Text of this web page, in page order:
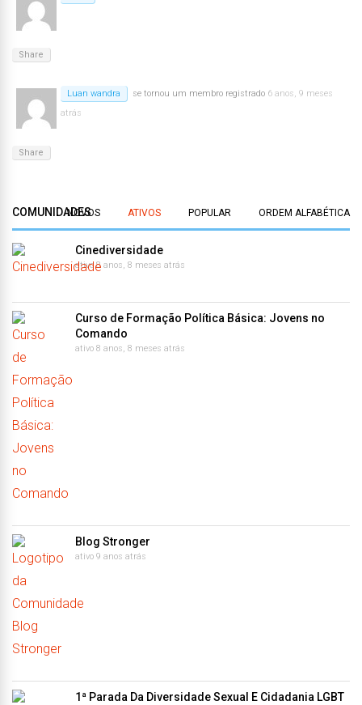
Share
Luan wandra se tornou um membro registrado 6 anos, 9 meses
atrás
Share
COMUNIDADES
NOVOS ATIVOS POPULAR ORDEM ALFABÉTICA
Cinediversidade
ativo 8 anos, 8 meses atrás
Curso de Formação Política Básica: Jovens no
Comando
ativo 8 anos, 8 meses atrás
Blog Stronger
ativo 9 anos atrás
1ª Parada Da Diversidade Sexual E Cidadania LGBT